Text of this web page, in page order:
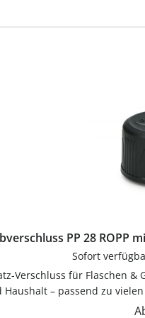
PP 28 ROPP
Sofort
– passend zu
Verschluss für